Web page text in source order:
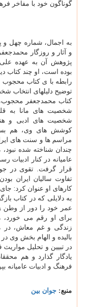
گوناگون خود با مفاخر
به اجمال، شماره چهل
و آثار و روزگار
پژوهش آن به عهده
بوده است، او چند کتاب
رابطه با ی کتاب محجوب
توضیح دلیلهای انتخاب
کتاب محمدجعفر محجوب،
شخصیت های مانا به
شخصیت های ادبی و
کوشش های وی، هم
مراسم ها و سنت های
چندان شناخته شده
عامیانه در کنار
قرار گرفت. تقوی در
تفاوت سالیان ایران
کارهای او عنوان کرد:
به دلایلی که در کتاب
عمر خود را دور از وطن
برای او رقم می خورد،
زندگی و غم معاش، در
بالیده و الهام بخش وی
در تبیین و تحلیل مواریث
یادگار گذارد و هم
فرهنگ و ادبیات عامیانه
منبع: جوان بین